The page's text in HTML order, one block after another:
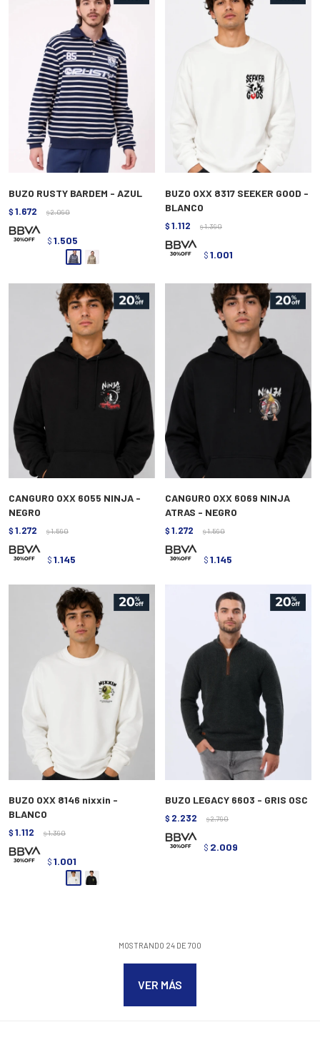
BUZO RUSTY BARDEM - AZUL
$ 1.672 $ 2.090
$ 1.505
BUZO OXX 8317 SEEKER GOOD -
BLANCO
$ 1.112 $ 1.390
$ 1.001
CANGURO OXX 6055 NINJA -
NEGRO
$ 1.272 $ 1.590
$ 1.145
CANGURO OXX 6069 NINJA
ATRAS - NEGRO
$ 1.272 $ 1.590
$ 1.145
BUZO OXX 8146 nixxin -
BLANCO
$ 1.112 $ 1.390
$ 1.001
BUZO LEGACY 6603 - GRIS OSC
$ 2.232 $ 2.790
$ 2.009
MOSTRANDO 24 DE 700
VER MÁS